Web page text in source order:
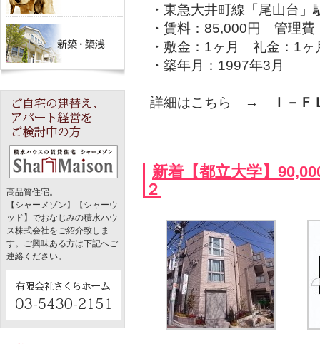
高品質住宅。
【シャーメゾン】【シャーウ
ッド】でおなじみの積水ハウ
ス株式会社をご紹介致しま
す。ご興味ある方は下記へご
連絡ください。
・東急大井町線「尾山台
・賃料：85,000円 管理費
・敷金：1ヶ月 礼金：1ヶ
・築年月：1997年3月
詳細はこちら → Ｉ－
新着【都立大学】
２